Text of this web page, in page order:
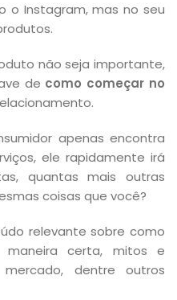
o Instagram, mas no seu
não seja importante,
de como começar no
apenas encontra
ele rapidamente irá
quantas mais outras
coisas que você?
relevante sobre como
maneira certa, mitos e
dentre outros